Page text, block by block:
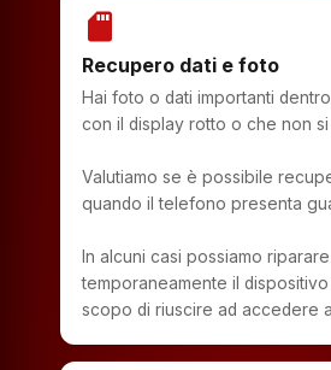
sd_storage
Recupero dati e foto
Hai foto o dati importanti
con il display rotto o che non
Valutiamo se è possibile
quando il telefono presenta
In alcuni casi possiamo riparare
temporaneamente il
scopo di riuscire ad accedere